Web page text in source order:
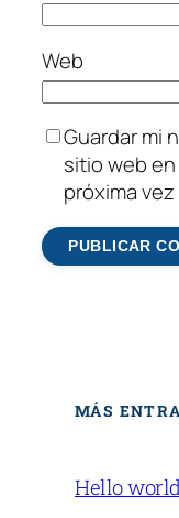
Web
Guardar mi
sitio web
próxima
MÁS
Hello